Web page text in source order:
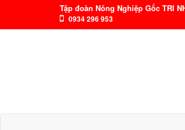
Tập đoàn Nông Nghiệp Gốc TRI
0934 296 953